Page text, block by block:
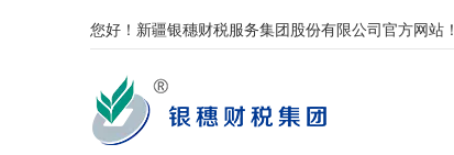
您好！新疆银穗财税服务集团股份有限公司官方网站！